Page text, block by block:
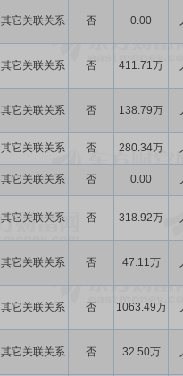
其它关联关系 否 0.00
其它关联关系 否 411.71万
其它关联关系 否 138.79万
其它关联关系 否 280.34万
其它关联关系 否 0.00
其它关联关系 否 318.92万
其它关联关系 否 47.11万
其它关联关系 否 1063.49万
其它关联关系 否 32.50万